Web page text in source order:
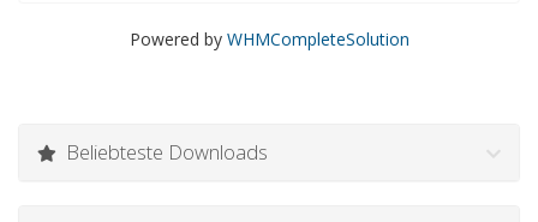
Powered by WHMCompleteSolution
Beliebteste Downloads